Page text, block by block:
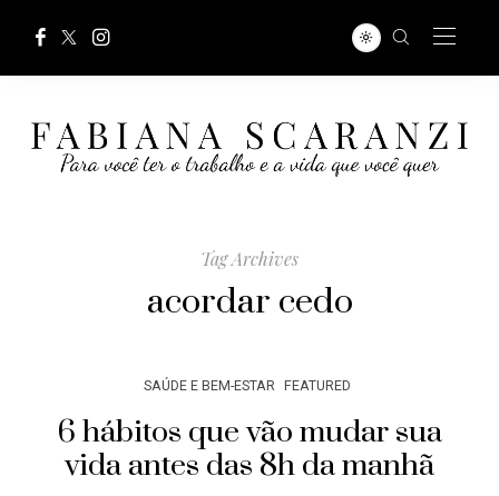
Tag Archives
acordar cedo
SAÚDE E BEM-ESTAR FEATURED
6 hábitos que vão mudar sua
vida antes das 8h da manhã